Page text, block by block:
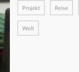
Projekt Reise
Welt